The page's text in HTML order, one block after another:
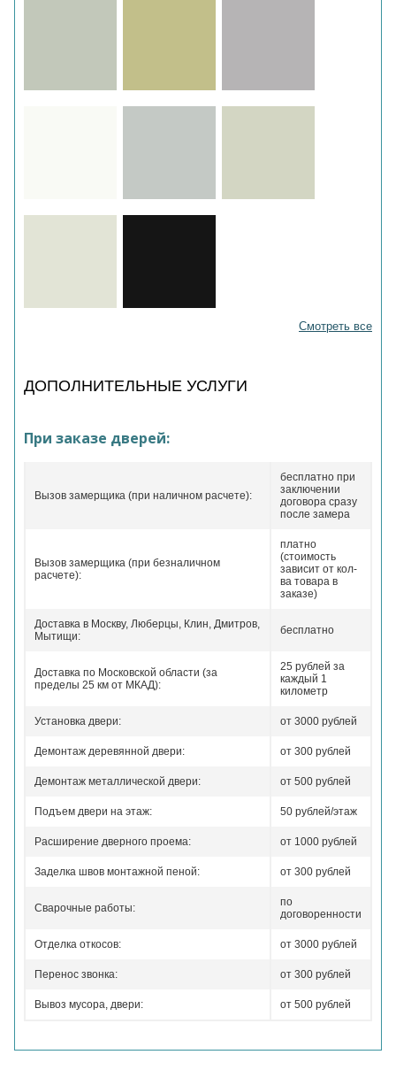
Смотреть все
ДОПОЛНИТЕЛЬНЫЕ УСЛУГИ
При заказе дверей:
Вызов замерщика (при наличном расчете):
бесплатно при
заключении
договора сразу
после замера
Вызов замерщика (при безналичном
расчете):
платно
(стоимость
зависит от кол-
ва товара в
заказе)
Доставка в Москву, Люберцы, Клин, Дмитров,
Мытищи:
бесплатно
Доставка по Московской области (за
пределы 25 км от МКАД):
25 рублей за
каждый 1
километр
Установка двери: от 3000 рублей
Демонтаж деревянной двери: от 300 рублей
Демонтаж металлической двери: от 500 рублей
Подъем двери на этаж: 50 рублей/этаж
Расширение дверного проема: от 1000 рублей
Заделка швов монтажной пеной: от 300 рублей
Сварочные работы:
по
договоренности
Отделка откосов: от 3000 рублей
Перенос звонка: от 300 рублей
Вывоз мусора, двери: от 500 рублей